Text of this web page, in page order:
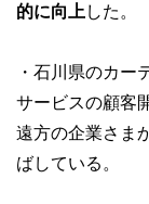
的に向上した。
・石川県のカー
サービスの顧客
遠方の企業さま
ばしている。